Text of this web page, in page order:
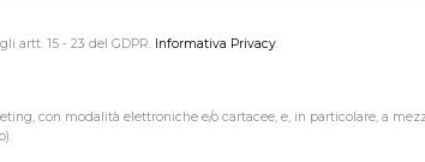
artt. 15 - 23 del GDPR. Informativa Privacy.
con modalità elettroniche e/o cartacee, e, in particolare, a